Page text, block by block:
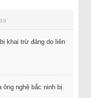
khai trừ đảng do liên
nghệ bắc ninh bị